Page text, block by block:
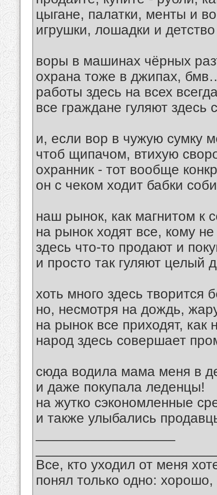
цыгане, палатки, менты и
игрушки, лошадки и
воры в машинах чёрных
охрана тоже в джипах,
работы здесь на всех
все граждане гуляют здесь
и, если вор в чужую сумку
чтоб щипачом, втихую
охранник - тот вообще
он с чеком ходит бабки
наш рынок, как магнитом к
на рынок ходят все, кому
здесь что-то продают и
и просто так гуляют целый
хоть много здесь творится
но, несмотря на дождь,
на рынок все приходят, как
народ здесь совершает
сюда водила мама меня в
и даже покупала леденцы!
на жутко сэкономленные
и также улыбались
Все, кто уходил от меня
понял только одно: